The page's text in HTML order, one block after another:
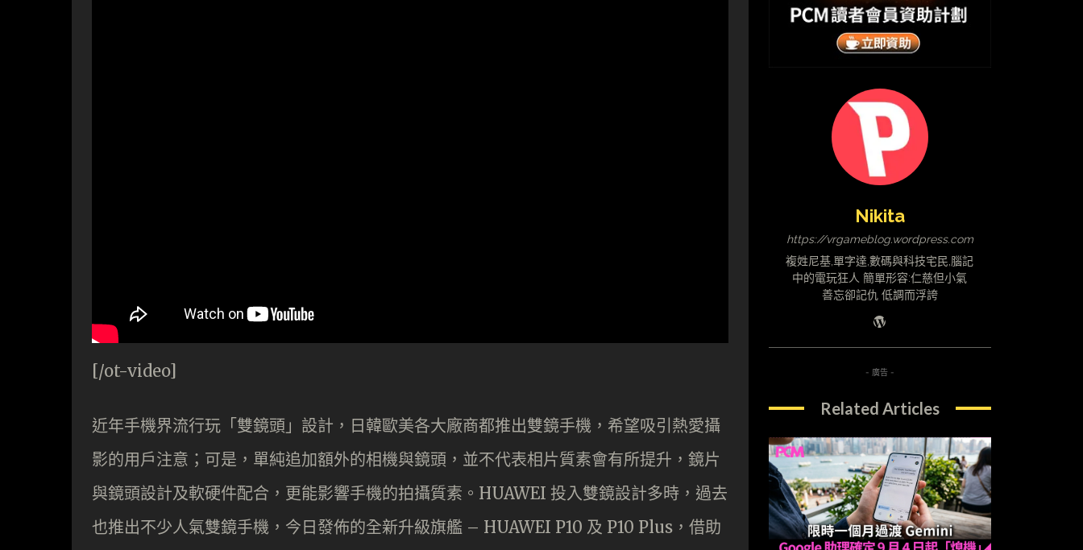
[/ot-video]
近年手機界流行玩「雙鏡頭」設計，日韓歐美各大廠商都推出雙鏡手機，希望吸引熱愛攝
影的用戶注意；可是，單純追加額外的相機與鏡頭，並不代表相片質素會有所提升，鏡片
與鏡頭設計及軟硬件配合，更能影響手機的拍攝質素。HUAWEI 投入雙鏡設計多時，過去
也推出不少人氣雙鏡手機，今日發佈的全新升級旗艦 – HUAWEI P10 及 P10 Plus，借助
Nikita
https://vrgameblog.wordpress.com
複姓尼基,單字達,數碼與科技宅民,腦記
中的電玩狂人 簡單形容:仁慈但小氣
善忘卻記仇 低調而浮誇
- 廣告 -
Related Articles